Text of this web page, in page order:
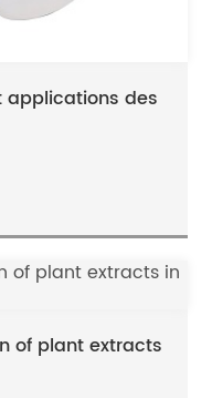
applications des
of plant extracts